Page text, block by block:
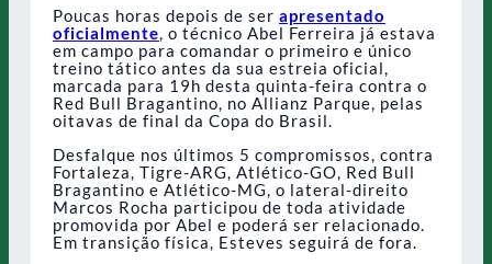
Poucas horas depois de ser apresentado
oficialmente, o técnico Abel Ferreira já estava
em campo para comandar o primeiro e único
treino tático antes da sua estreia oficial,
marcada para 19h desta quinta-feira contra o
Red Bull Bragantino, no Allianz Parque, pelas
oitavas de final da Copa do Brasil.
Desfalque nos últimos 5 compromissos, contra
Fortaleza, Tigre-ARG, Atlético-GO, Red Bull
Bragantino e Atlético-MG, o lateral-direito
Marcos Rocha participou de toda atividade
promovida por Abel e poderá ser relacionado.
Em transição física, Esteves seguirá de fora.